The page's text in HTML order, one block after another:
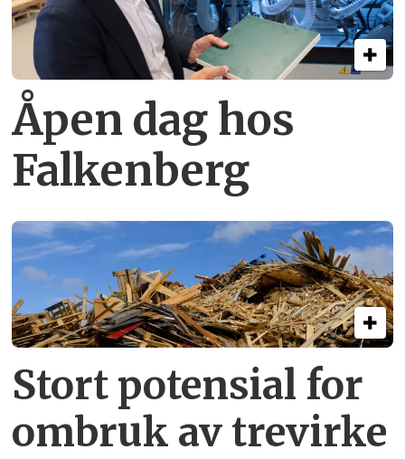
Åpen dag hos
Falkenberg
Stort potensial for
ombruk av tre­virke